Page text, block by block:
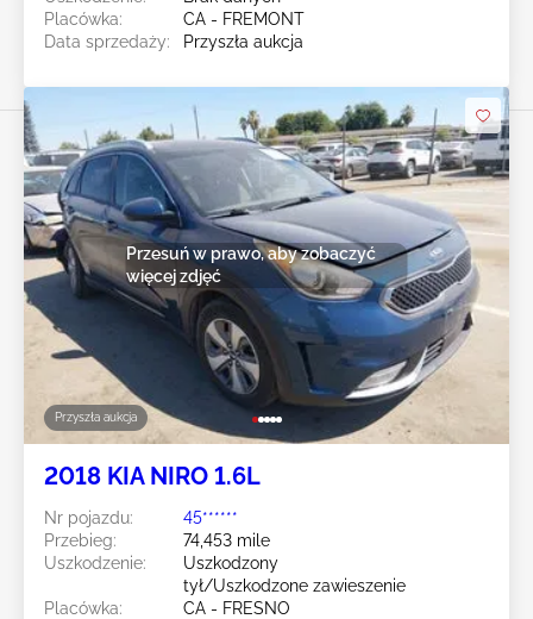
Placówka:
CA - FREMONT
Data sprzedaży:
Przyszła aukcja
Przyszła aukcja
Przesuń w prawo, aby zobaczyć
więcej zdjęć
2018 KIA NIRO 1.6L
Nr pojazdu:
45******
Przebieg:
74,453 mile
Uszkodzenie:
Uszkodzony
tył/Uszkodzone zawieszenie
Placówka:
CA - FRESNO